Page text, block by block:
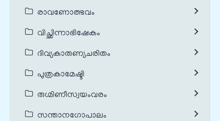
രാവണോത്ഭവം
വിച്ഛിന്നാഭിഷേകം
ദിവ്യകാരുണ്യചരിതം
പുത്രകാമേഷ്ടി
രുഗ്മിണീസ്വയംവരം
സന്താനഗോപാലം